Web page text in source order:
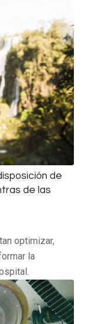
de
de las
optimizar,
la